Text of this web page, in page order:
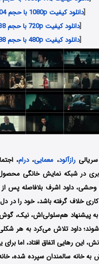
[دانلود کیفیت 1080p با حجم 1.04 گیگابایت
[دانلود کیفیت 720p با حجم 538 مگابایت
[دانلود کیفیت 480p با حجم 388 مگابایت
رازآلود، معمایی،درام،
داود اشرف بلافاصله پس
خلاف گرفته باشد، خود را در
به پیشنهاد هم‌سلولی‌اش، نیک، گوش
داود تلاش می‌کرد به هر
این رهایی اتفاق افتاد، اما
به خانه سالمندان سپرده شده،